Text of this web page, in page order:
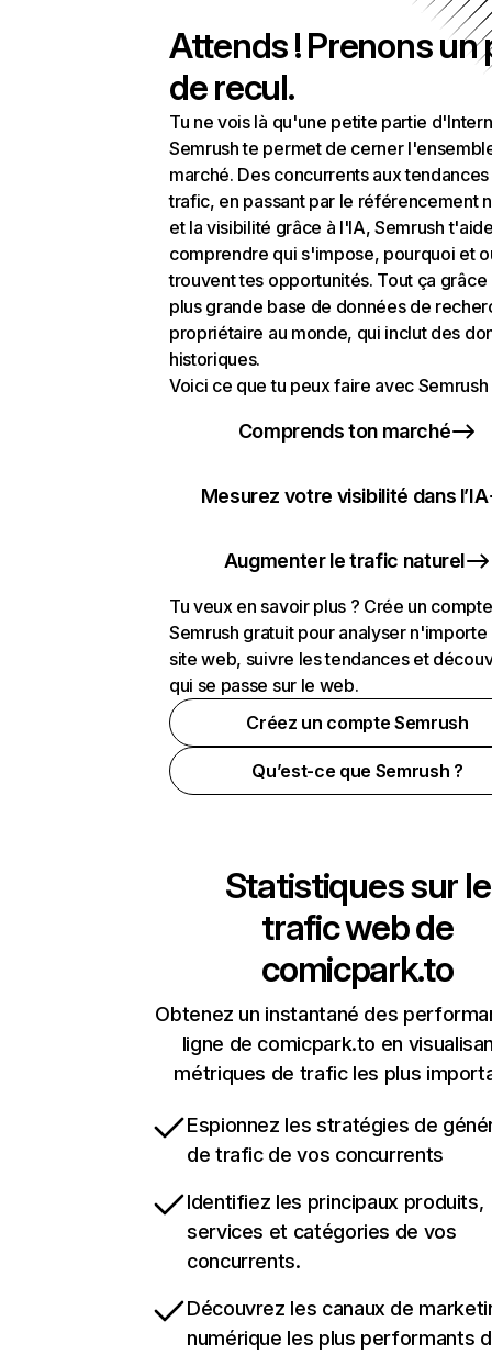
Attends ! Prenons un
de recul.
Tu ne vois là qu'une petite partie
Semrush te permet de cerner
marché. Des concurrents aux
trafic, en passant par le référencement
et la visibilité grâce à l'IA, Semrush
comprendre qui s'impose, pourquoi et
trouvent tes opportunités. Tout ça grâce
plus grande base de données de
propriétaire au monde, qui inclut des
historiques.
Voici ce que tu peux faire avec Semrush
Comprends ton marché
Mesurez votre visibilité dans l’IA
Augmenter le trafic naturel
Tu veux en savoir plus ? Crée un compte
Semrush gratuit pour analyser n'importe
site web, suivre les tendances et
qui se passe sur le web.
Créez un compte Semrush
Qu’est-ce que Semrush ?
Statistiques sur le
trafic web de
comicpark.to
Obtenez un instantané des
ligne de comicpark.to en
métriques de trafic les plus
Espionnez les stratégies de
de trafic de vos concurrents
Identifiez les principaux produits,
services et catégories de vos
concurrents.
Découvrez les canaux de
numérique les plus performants